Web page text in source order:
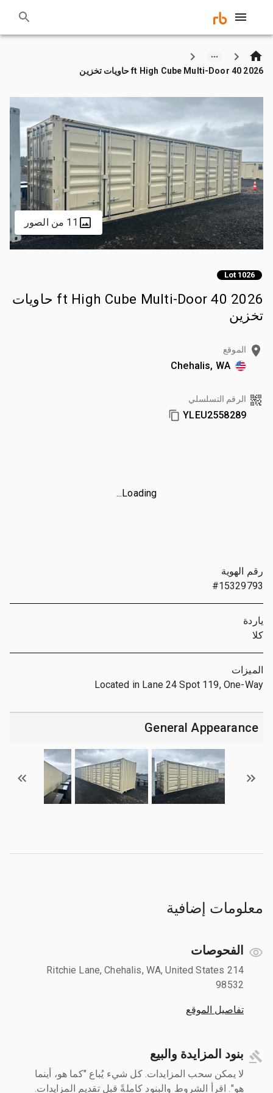
2026 40 ft High Cube Multi-Door حاويات تخزين
11 من الصور
Lot 1026
2026 40 ft High Cube Multi-Door حاويات
تخزين
الموقع
Chehalis, WA
الرقم التسلسلي
YLEU2558289
Loading...
رقم الهوية
#15329793
ياردة
كلا
الميزات
Located in Lane 24 Spot 119, One-Way
General Appearance
معلومات إضافية
الفحوصات
214 Ritchie Lane, Chehalis, WA, United States
98532
تفاصيل الموقع
بنود المزايدة والبيع
لا يمكن سحب المزايدات. كل شيء يُباع "كما هو، أينما
هو". اقرأ الشروط والبنود كاملةً قبل تقديم المزايدات.